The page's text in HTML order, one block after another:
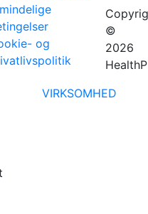
og
©
2026
VIRKSOMHED